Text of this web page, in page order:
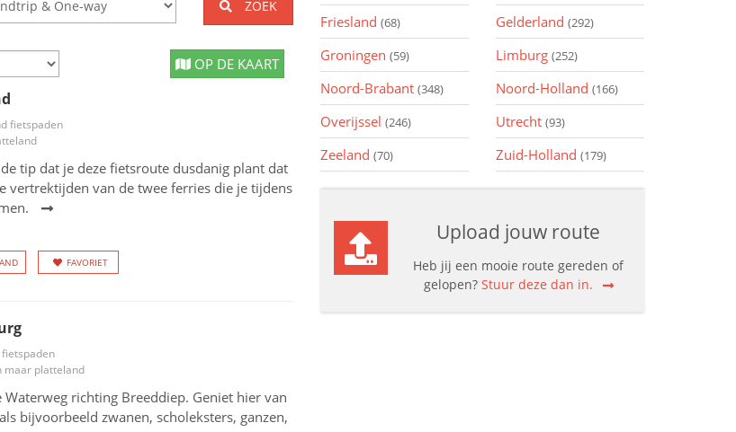
ZOEK
OP DE KAART
fietspaden
tip dat je deze fietsroute dusdanig plant dat
vertrektijden van de twee ferries die je tijdens
FAVORIET
maar platteland
Waterweg richting Breeddiep. Geniet hier van
bijvoorbeeld zwanen, scholeksters, ganzen,
Friesland (68) Gelderland (292)
Groningen (59) Limburg (252)
Noord-Brabant (348) Noord-Holland (166)
Overijssel (246) Utrecht (93)
Zeeland (70) Zuid-Holland (179)
Upload jouw route
Heb jij een mooie route gereden of
gelopen? Stuur deze dan in.